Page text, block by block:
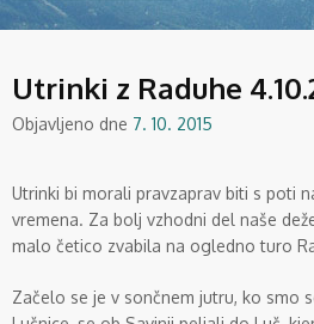
Utrinki z Raduhe
Objavljeno dne 7. 10. 2015
Utrinki bi morali pravzaprav biti s poti
vremena. Za bolj vzhodni del naše
malo četico zvabila na ogledno turo
Začelo se je v sončnem jutru, ko smo